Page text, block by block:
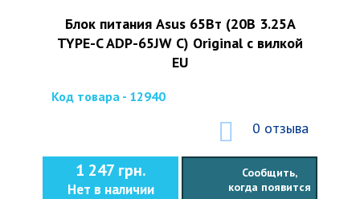
Блок питания Asus 65Вт (20В 3.25А
TYPE-C ADP-65JW C) Original с вилкой
EU
Код товара - 12940
0 отзыва
1 247 грн.
Нет в наличии
Сообщить,
когда появится